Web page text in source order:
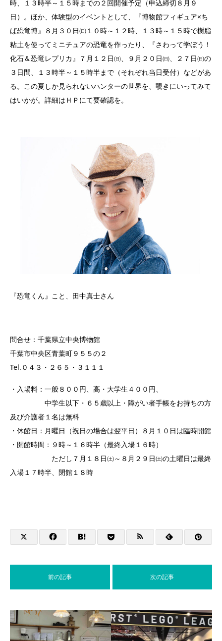
時、１３時半～１５時までの２回開催予定（申込締切８月９
日）。ほか、体験型のイベントとして、『博物館フィギュア×ち
ば恐竜博』８月３０日㈰１０時～１２時、１３時～１５時で樹脂
粘土を使ってミニチュアの恐竜を作ったり、『さわって学ぼう！
化石＆恐竜レプリカ』７月１２日㈰、９月２０日㈰、２７日㈰の
３日間、１３時半～１５時半まで（それぞれ当日受付）などがあ
る。この夏しか見られないハンターの世界を、覗きにいってみて
はいかが。詳細はＨＰにて要確認を。
『恐竜くん』こと、田中真士さん
問合せ：千葉県立中央博物館
千葉市中央区青葉町９５５の２
Tel.０４３・２６５・３１１１
・入場料：一般８００円、高・大学生４００円、
中学生以下・６５歳以上・障がい者手帳をお持ちの方
及び介護者１名は無料
・休館日：月曜日（祝日の場合は翌平日）８月１０日は臨時開館
・開館時間：９時～１６時半（最終入場１６時）
ただし７月１８日㈯～８月２９日㈯の土曜日は最終
入場１７時半、閉館１８時
前の記事 次の記事